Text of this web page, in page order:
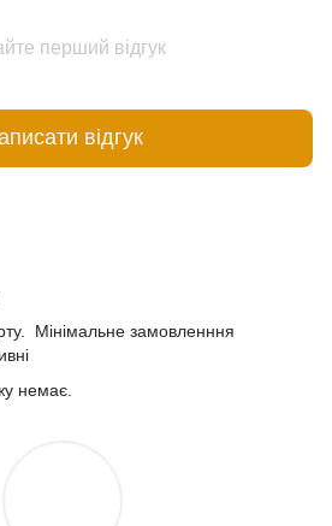
перший відгук
відгук
Мінімальне замовленння
немає.